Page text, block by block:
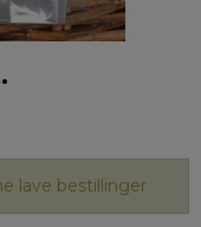
lave bestillinger